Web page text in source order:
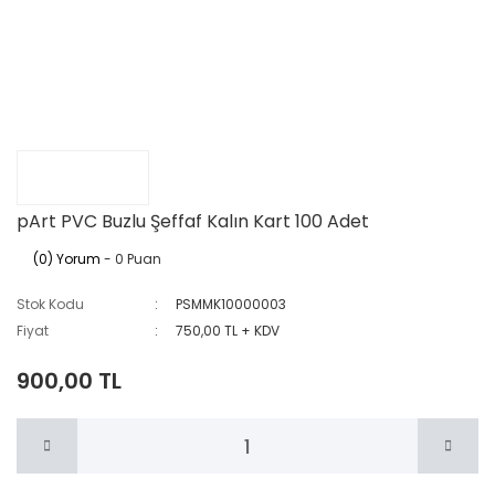
pArt PVC Buzlu Şeffaf Kalın Kart 100 Adet
(0) Yorum - 0 Puan
Stok Kodu
PSMMK10000003
Fiyat
750,00 TL + KDV
900,00 TL